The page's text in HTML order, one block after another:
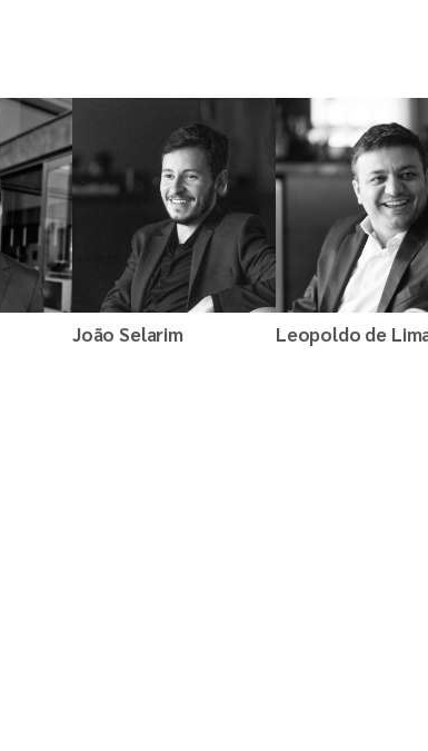
João Selarim Leopoldo de